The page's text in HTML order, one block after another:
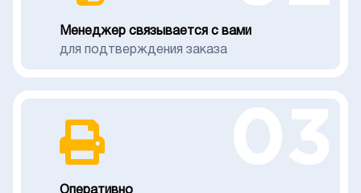
Менеджер связывается с вами
для подтверждения заказа